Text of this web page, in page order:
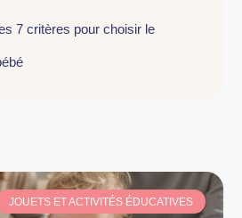
7 critères pour choisir le
JOUETS ET ACTIVITÉS ÉDUCATIVES